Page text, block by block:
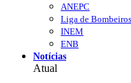
ANEPC
Liga de Bombeiros
INEM
ENB
Notícias
Atual